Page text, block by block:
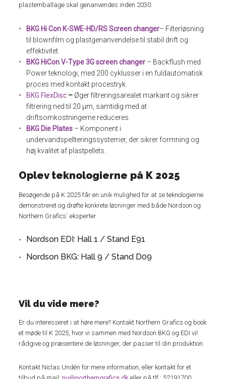
plastemballage skal genanvendes inden 2030.
BKG Hi Con K-SWE-HD/RSScreen changer– Filterløsning
til blownfilm og plastgenanvendelse til stabil drift og
effektivitet.
BKG HiCon V-Type 3Gscreen changer – Backflush med
Power teknologi, med 200 cyklusser i en fuldautomatisk
proces med kontakt procestryk.
BKG FlexDisc – Øger filtreringsarealet markant og sikrer
filtrering ned til 20 µm, samtidig med at
driftsomkostningerne reduceres.
BKG Die Plates – Komponent i
undervandspellteringssystemer, der sikrer formning og
høj kvalitet af plastpellets.
Oplev teknologierne på K 2025
Besøgende på K 2025 får en unik mulighed for at se teknologierne
demonstreret og drøfte konkrete løsninger med både Nordson og
Northern Grafics´ eksperter
Nordson EDI: Hall 1 / Stand E91
Nordson BKG: Hall 9 / Stand D09
Vil du vide mere?
Er du interesseret i at høre mere? Kontakt Northern Grafics og book
et møde til K 2025, hvor vi sammen med Nordson BKG og EDI vil
rådgive og præsentere de løsninger, der passer til din produktion.
Kontakt Niclas Undén for mere information, eller kontakt for et